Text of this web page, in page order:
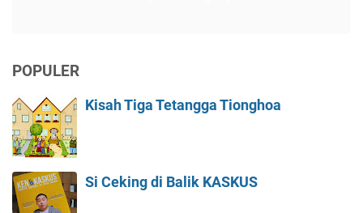
POPULER
Kisah Tiga Tetangga Tionghoa
Si Ceking di Balik KASKUS